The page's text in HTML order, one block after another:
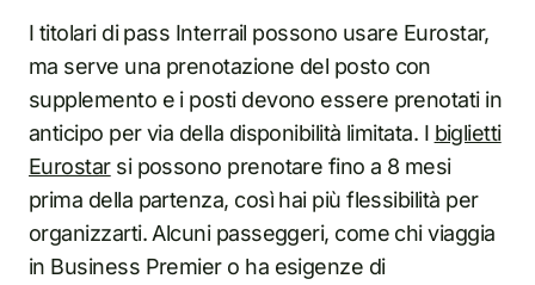
I titolari di pass Interrail possono usare Eurostar,
ma serve una prenotazione del posto con
supplemento e i posti devono essere prenotati in
anticipo per via della disponibilità limitata. I biglietti
Eurostarsi possono prenotare fino a 8 mesi
prima della partenza, così hai più flessibilità per
organizzarti. Alcuni passeggeri, come chi viaggia
in Business Premier o ha esigenze di